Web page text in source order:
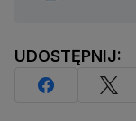
UDOSTĘPNIJ: